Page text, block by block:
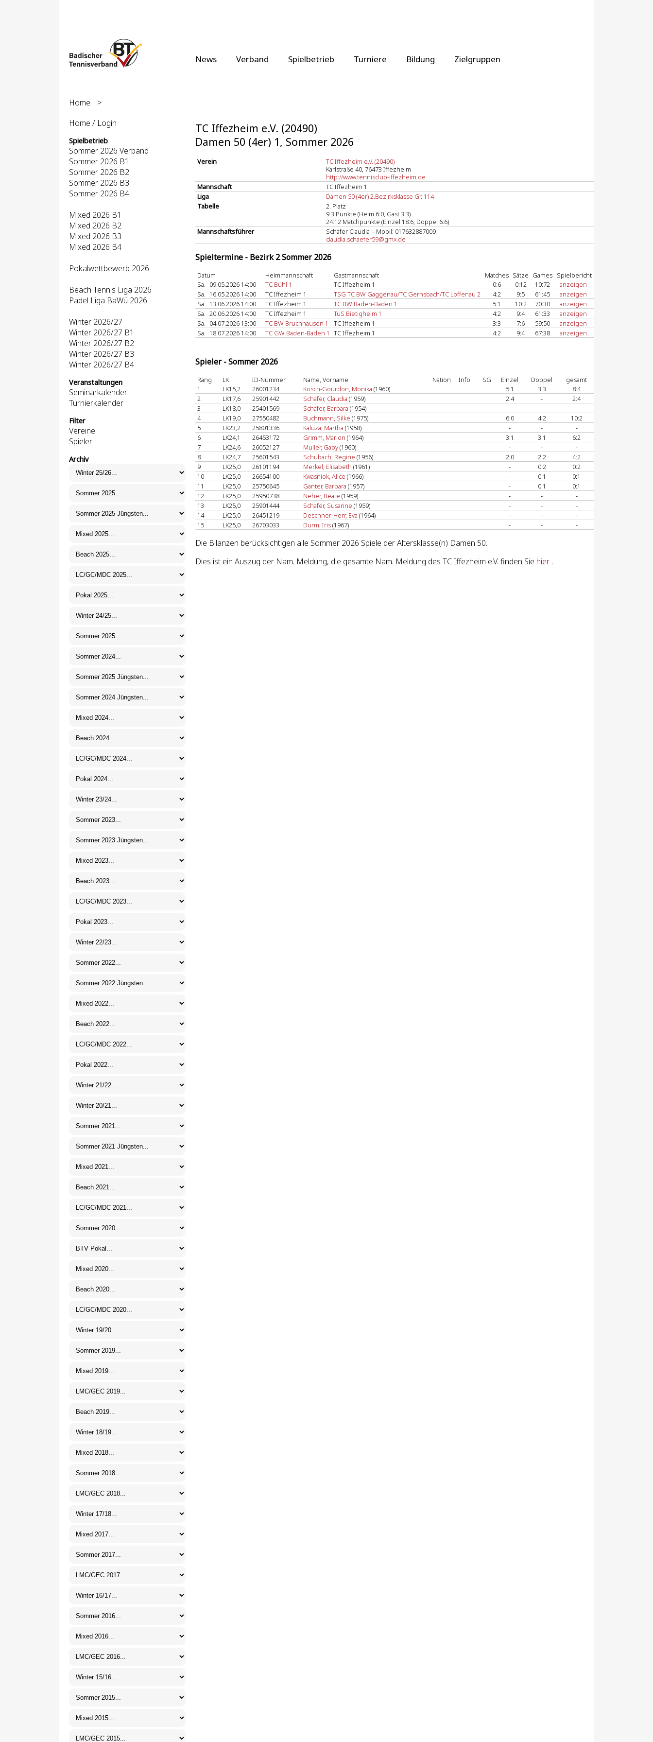
News Verband Spielbetrieb Turniere Bildung Zielgruppen
Home
>
Home / Login
Spielbetrieb
Sommer 2026 Verband
Sommer 2026 B1
Sommer 2026 B2
Sommer 2026 B3
Sommer 2026 B4
Mixed 2026 B1
Mixed 2026 B2
Mixed 2026 B3
Mixed 2026 B4
Pokalwettbewerb 2026
Beach Tennis Liga 2026
Padel Liga BaWü 2026
Winter 2026/27
Winter 2026/27 B1
Winter 2026/27 B2
Winter 2026/27 B3
Winter 2026/27 B4
Veranstaltungen
Seminarkalender
Turnierkalender
Filter
Vereine
Spieler
Archiv
TC Iffezheim e.V. (20490)
Damen 50 (4er) 1, Sommer 2026
Verein
TC Iffezheim e.V. (20490)
Karlstraße 40, 76473 Iffezheim
http://www.tennisclub-iffezheim.de
Mannschaft
TC Iffezheim 1
Liga
Damen 50 (4er) 2.Bezirksklasse Gr. 114
Tabelle
2. Platz
9:3 Punkte (Heim 6:0, Gast 3:3)
24:12 Matchpunkte (Einzel 18:6, Doppel 6:6)
Mannschaftsführer
Schäfer Claudia - Mobil: 017632887009
claudia.schaefer59@gmx.de
Spieltermine - Bezirk 2 Sommer 2026
Datum Heimmannschaft Gastmannschaft Matches Sätze Games Spielbericht
Sa. 09.05.2026 14:00 TC Bühl 1 TC Iffezheim 1 0:6 0:12 10:72
anzeigen
Sa. 16.05.2026 14:00 TC Iffezheim 1 TSG TC BW Gaggenau/TC Gernsbach/TC Loffenau 2 4:2 9:5 61:45
anzeigen
Sa. 13.06.2026 14:00 TC Iffezheim 1 TC BW Baden-Baden 1 5:1 10:2 70:30
anzeigen
Sa. 20.06.2026 14:00 TC Iffezheim 1 TuS Bietigheim 1 4:2 9:4 61:33
anzeigen
Sa. 04.07.2026 13:00 TC BW Bruchhausen 1 TC Iffezheim 1 3:3 7:6 59:50
anzeigen
Sa. 18.07.2026 14:00 TC GW Baden-Baden 1 TC Iffezheim 1 4:2 9:4 67:38 anzeigen
Spieler - Sommer 2026
Rang LK ID-Nummer Name, Vorname Nation Info SG Einzel Doppel
gesamt
1
LK15,2 26001234 Kosch-Gourdon, Monika (1960) 5:1 3:3
8:4
2
LK17,6 25901442 Schäfer, Claudia (1959) 2:4 -
2:4
3
LK18,0 25401569 Schäfer, Barbara (1954) - -
-
4
LK19,0 27550482 Buchmann, Silke (1975) 6:0 4:2
10:2
5
LK23,2 25801336 Kaluza, Martha (1958) - -
-
6
LK24,1 26453172 Grimm, Marion (1964) 3:1 3:1
6:2
7
LK24,6 26052127 Muller, Gaby(1960) - -
-
8
LK24,7 25601543 Schubach, Regine (1956) 2:0 2:2
4:2
9
LK25,0 26101194 Merkel, Elisabeth (1961) - 0:2
0:2
10
LK25,0 26654100 Kwasniok, Alice (1966) - 0:1
0:1
11
LK25,0 25750645 Ganter, Barbara (1957) - 0:1
0:1
12
LK25,0 25950738 Neher, Beate (1959) - -
-
13
LK25,0 25901444 Schäfer, Susanne (1959) - -
-
14
LK25,0 26451219 Deschner-Herr, Eva (1964) - -
-
15
LK25,0 26703033 Durm, Iris(1967) - - -
Die Bilanzen berücksichtigen alle Sommer 2026 Spiele der Altersklasse(n) Damen 50.
Dies ist ein Auszug der Nam. Meldung, die gesamte Nam. Meldung des TC Iffezheim e.V. finden Sie hier .